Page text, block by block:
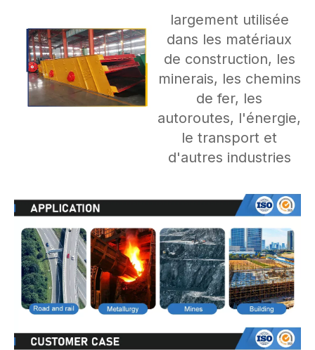
largement utilisée
dans les matériaux
de construction, les
minerais, les chemins
de fer, les
autoroutes, l'énergie,
le transport et
d'autres industries